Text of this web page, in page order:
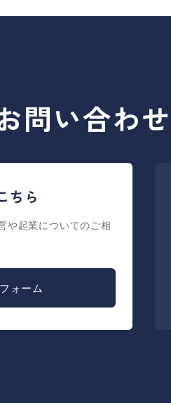
問い合わせ
ちら
や起業についてのご相
ォーム